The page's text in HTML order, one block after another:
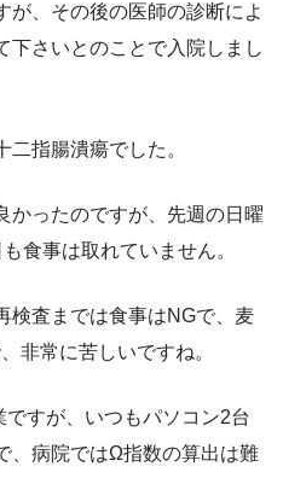
が、その後の医師の診断によ
下さいとのことで入院しまし
指腸潰瘍でした。
かったのですが、先週の日曜
食事は取れていません。
検査までは食事はNGで、麦
非常に苦しいですね。
すが、いつもパソコン2台
、病院ではΩ指数の算出は難